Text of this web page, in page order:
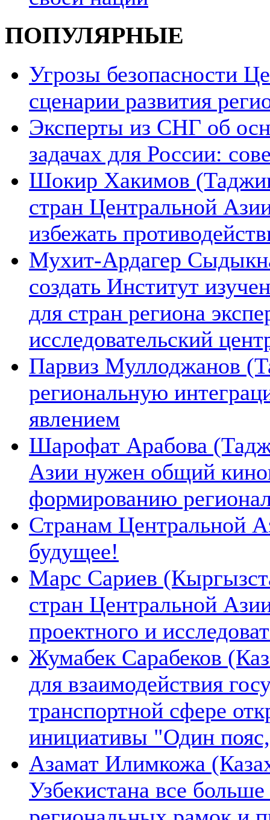
ПОПУЛЯРНЫЕ
Угрозы безопасности
сценарии развития
Эксперты из СНГ об
задачах для России:
Шокир Хакимов
стран Центральной
избежать
Мухит-Ардагер
создать Институт
для стран региона
исследовательский
Парвиз Муллоджанов
региональную
явлением
Шарофат Арабова
Азии нужен общий
формированию
Странам Центральной
будущее!
Марс Сариев
стран Центральной
проектного и
Жумабек Сарабеков
для взаимодействия
транспортной сфере
инициативы "Один
Азамат Илимкожа
Узбекистана все